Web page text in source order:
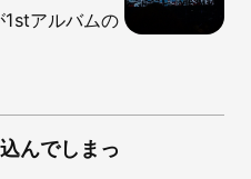
アルバムの
んでしまっ